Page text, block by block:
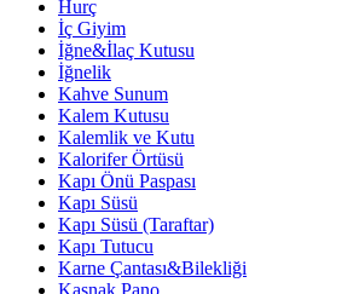
Hurç
İç Giyim
İğne&İlaç Kutusu
İğnelik
Kahve Sunum
Kalem Kutusu
Kalemlik ve Kutu
Kalorifer Örtüsü
Kapı Önü Paspası
Kapı Süsü
Kapı Süsü (Taraftar)
Kapı Tutucu
Karne Çantası&Bilekliği
Kasnak Pano